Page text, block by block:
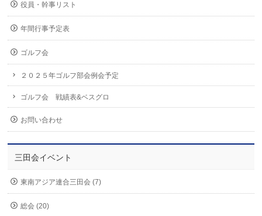
役員・幹事リスト
年間行事予定表
ゴルフ会
２０２５年ゴルフ部会例会予定
ゴルフ会 戦績表&ベスグロ
お問い合わせ
三田会イベント
東南アジア連合三田会 (7)
総会 (20)